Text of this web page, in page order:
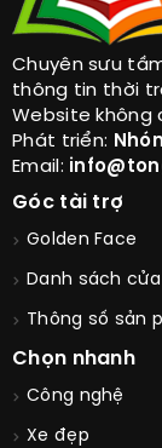
Chuyên sưu
thông tin thời
Website không
Phát triển:
Email:
Góc tài trợ
Golden Face
Danh sách
Thông số sản
Chọn nhanh
Công nghệ
Xe đẹp